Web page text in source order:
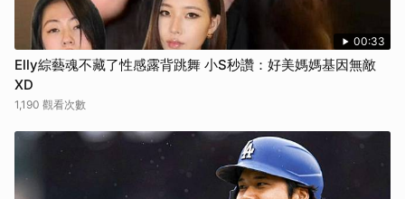
00:33
Elly綜藝魂不藏了性感露背跳舞 小S秒讚：好美媽媽基因無敵
XD
1,190 觀看次數